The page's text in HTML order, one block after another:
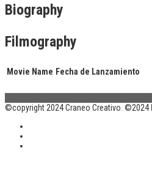
Biography
Filmography
Movie Name Fecha de Lanzamiento
©copyright 2024 Craneo Creativo. ©2024